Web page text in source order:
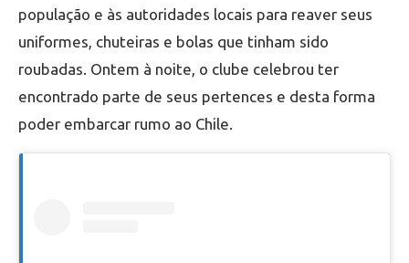
população e às autoridades locais para reaver seus
uniformes, chuteiras e bolas que tinham sido
roubadas. Ontem à noite, o clube celebrou ter
encontrado parte de seus pertences e desta forma
poder embarcar rumo ao Chile.